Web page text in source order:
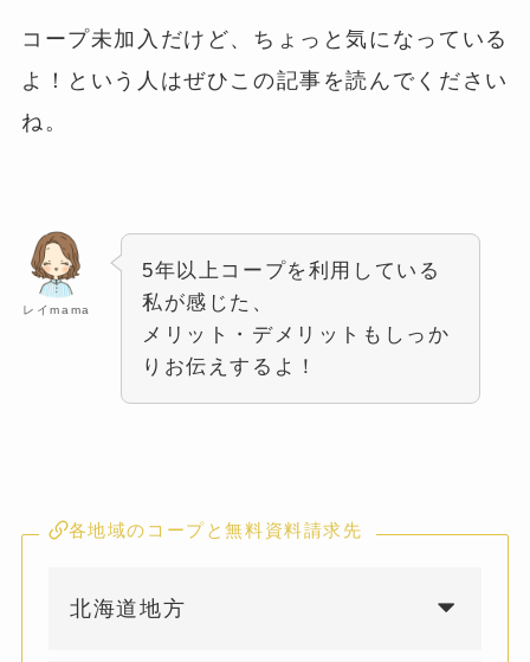
コープ未加入だけど、ちょっと気になっている
よ！という人はぜひこの記事を読んでください
ね。
レイmama
5年以上コープを利用している
私が感じた、
メリット・デメリットもしっか
りお伝えするよ！
各地域のコープと無料資料請求先
北海道地方